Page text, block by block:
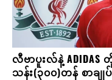
လီဗာပူးလ်နဲ့ ADIDAS
သန်း(၃၀၀)တန် စာချု